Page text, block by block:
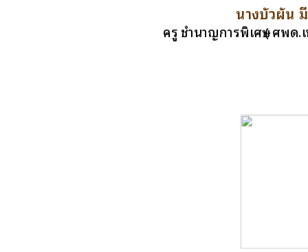
นางบัวผัน
ครู ชำนาญการพิเศษ ( ศพ